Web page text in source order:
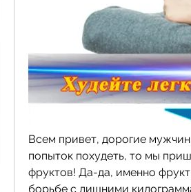
Всем привет, дорогие
попыток похудеть, то мы
фруктов! Да-да, именно
борьбе с лишними